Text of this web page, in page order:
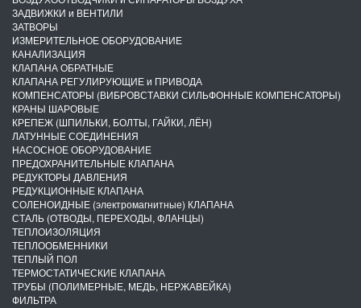
ЗАДВИЖКИ и ВЕНТИЛИ
ЗАТВОРЫ
ИЗМЕРИТЕЛЬНОЕ ОБОРУДОВАНИЕ
КАНАЛИЗАЦИЯ
КЛАПАНА ОБРАТНЫЕ
КЛАПАНА РЕГУЛИРУЮЩИЕ и ПРИВОДА
КОМПЕНСАТОРЫ (ВИБРОВСТАВКИ СИЛЬФОННЫЕ КОМПЕНСАТОРЫ)
КРАНЫ ШАРОВЫЕ
КРЕПЕЖ (ШПИЛЬКИ, БОЛТЫ, ГАЙКИ, ЛЁН)
ЛАТУННЫЕ СОЕДИНЕНИЯ
НАСОСНОЕ ОБОРУДОВАНИЕ
ПРЕДОХРАНИТЕЛЬНЫЕ КЛАПАНА
РЕДУКТОРЫ ДАВЛЕНИЯ
РЕДУКЦИОННЫЕ КЛАПАНА
СОЛЕНОИДНЫЕ (электромагнитные) КЛАПАНА
СТАЛЬ (ОТВОДЫ, ПЕРЕХОДЫ, ФЛАНЦЫ)
ТЕПЛОИЗОЛЯЦИЯ
ТЕПЛООБМЕННИКИ
ТЕПЛЫЙ ПОЛ
ТЕРМОСТАТИЧЕСКИЕ КЛАПАНА
ТРУБЫ (ПОЛИМЕРНЫЕ, МЕДЬ, НЕРЖАВЕЙКА)
ФИЛЬТРА